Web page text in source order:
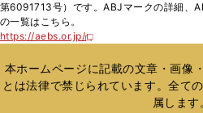
第6091713号）です。ABJマークの詳細、
の一覧はこちら。
https://aebs.or.jp/
新
い
ウ
ィ
本ホームページに記載の文章・画像
とは法律で禁じられています。全て
属します